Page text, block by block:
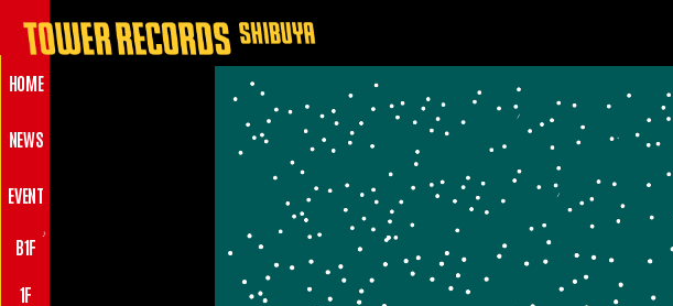
HOME
NEWS
EVENT
B1F
♪
1F